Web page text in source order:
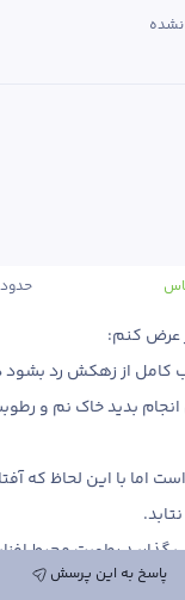
نشده
حدود 2 ماه
رطوبت محیط
پاسخ به این پرسش